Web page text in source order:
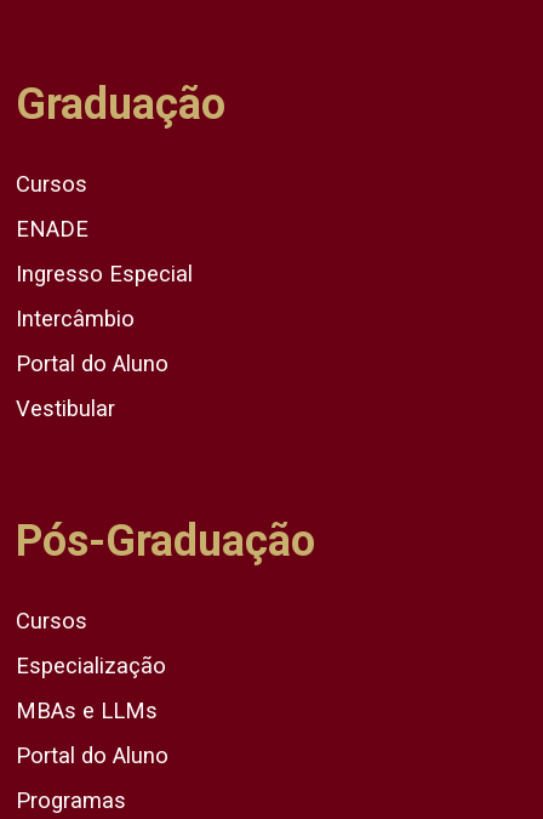
Graduação
Cursos
ENADE
Ingresso Especial
Intercâmbio
Portal do Aluno
Vestibular
Pós-Graduação
Cursos
Especialização
MBAs e LLMs
Portal do Aluno
Programas